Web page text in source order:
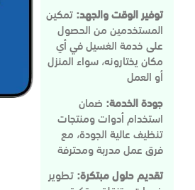
توفير الوقت والجهد:تمكين
المستخدمين من الحصول
على خدمة الغسيل في أي
مكان يختارونه، سواء المنزل
أو العمل
جودة الخدمة: ضمان
استخدام أدوات ومنتجات
تنظيف عالية الجودة، مع
فرق عمل مدربة ومحترفة
تقديم حلول مبتكرة:تطوير